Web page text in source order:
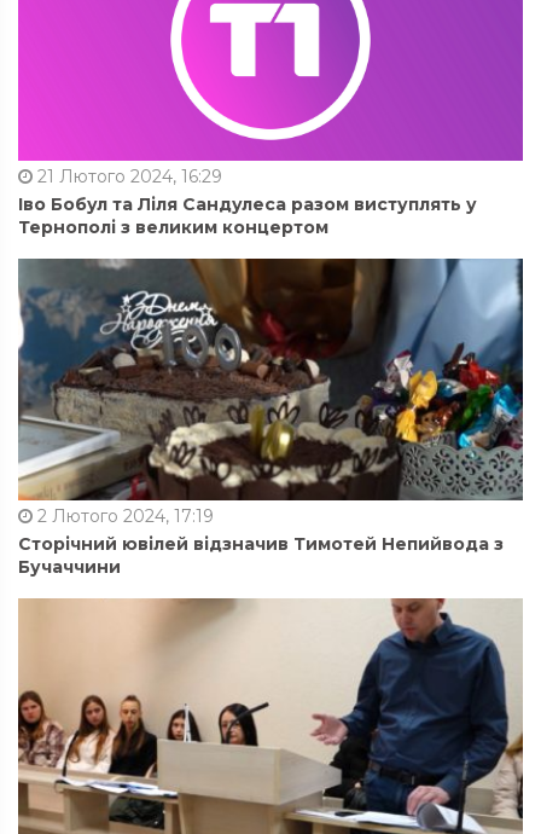
21 Лютого 2024, 16:29
Іво Бобул та Ліля Сандулеса разом виступлять у
Тернополі з великим концертом
2 Лютого 2024, 17:19
Сторічний ювілей відзначив Тимотей Непийвода з
Бучаччини